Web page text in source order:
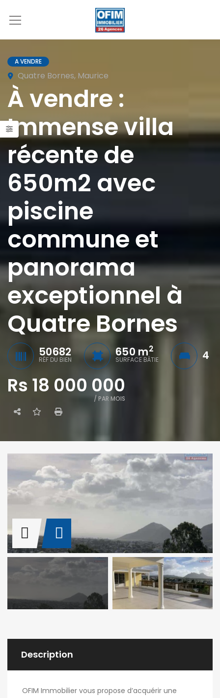
A VENDRE
Quatre Bornes, Maurice
À vendre :
Immense villa
récente de
650m2 avec
piscine
commune et
panorama
exceptionnel à
Quatre Bornes
50682
RÉF DU BIEN
650 m2
SURFACE BÂTIE 4
Rs 18 000 000
/ PAR MOIS
Description
OFIM Immobilier vous propose d’acquérir une